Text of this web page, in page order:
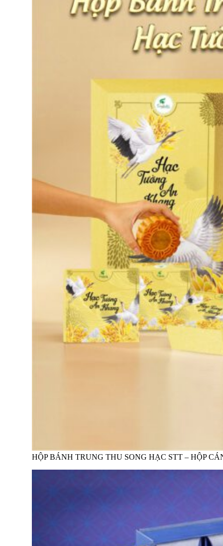
HỘP BÁNH TRUNG THU SONG HẠC STT – HỘP